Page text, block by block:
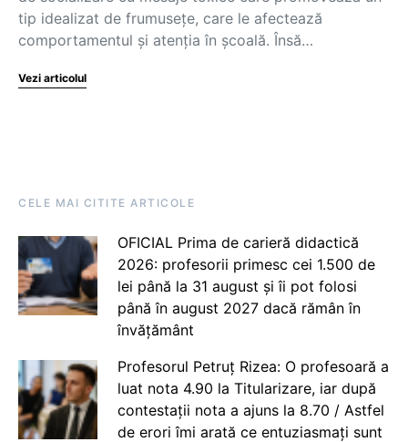
tip idealizat de frumusețe, care le afectează
comportamentul și atenția în școală. Însă…
Vezi articolul
CELE MAI CITITE ARTICOLE
OFICIAL Prima de carieră didactică
2026: profesorii primesc cei 1.500 de
lei până la 31 august și îi pot folosi
până în august 2027 dacă rămân în
învățământ
Profesorul Petruț Rizea: O profesoară a
luat nota 4.90 la Titularizare, iar după
contestații nota a ajuns la 8.70 / Astfel
de erori îmi arată ce entuziasmați sunt